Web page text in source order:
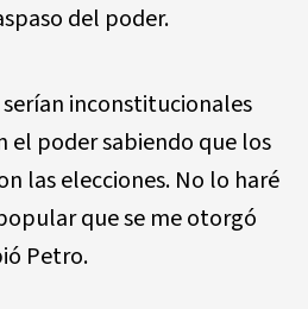
del poder.
inconstitucionales
el poder sabiendo que los
las elecciones. No lo haré
que se me otorgó
Petro.